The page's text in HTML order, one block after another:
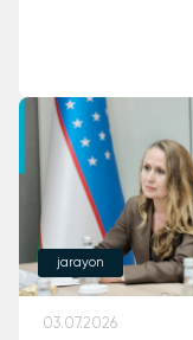
jarayon
03.07.2026